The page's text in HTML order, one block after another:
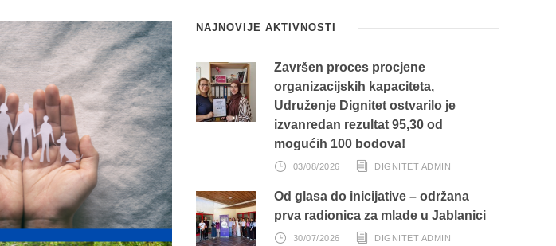
NAJNOVIJE AKTIVNOSTI
Završen proces procjene
organizacijskih kapaciteta,
Udruženje Dignitet ostvarilo je
izvanredan rezultat 95,30 od
mogućih 100 bodova!
03/08/2026 DIGNITET ADMIN
Od glasa do inicijative – održana
prva radionica za mlade u Jablanici
30/07/2026 DIGNITET ADMIN